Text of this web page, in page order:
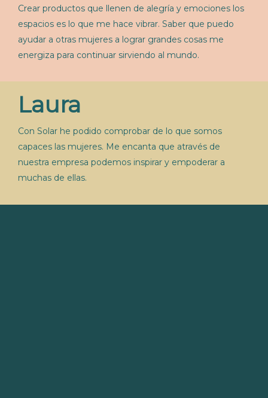
Crear productos que llenen de alegría y emociones los
espacios es lo que me hace vibrar. Saber que puedo
ayudar a otras mujeres a lograr grandes cosas me
energiza para continuar sirviendo al mundo.
Laura
Con Solar he podido comprobar de lo que somos
capaces las mujeres. Me encanta que através de
nuestra empresa podemos inspirar y empoderar a
muchas de ellas.